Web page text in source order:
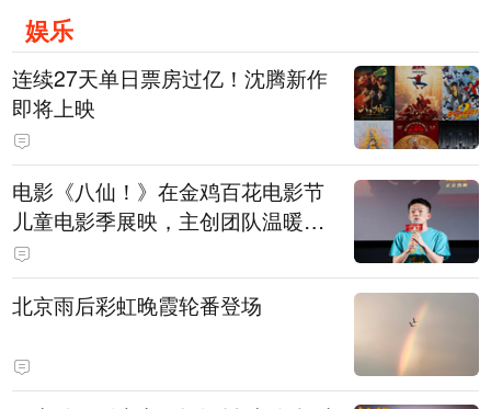
娱乐
连续27天单日票房过亿！沈腾新作
即将上映
电影《八仙！》在金鸡百花电影节
儿童电影季展映，主创团队温暖寄
语小观众
北京雨后彩虹晚霞轮番登场